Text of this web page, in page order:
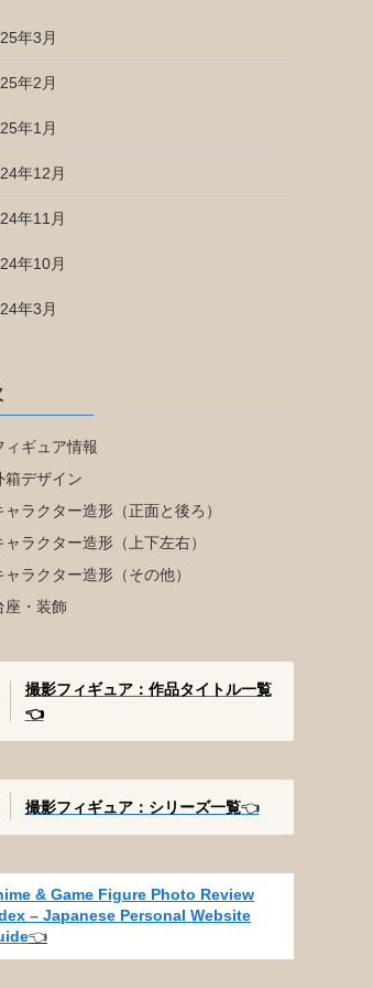
年3月
年2月
年1月
年12月
年11月
年10月
年3月
ィギュア情報
箱デザイン
ャラクター造形（正面と後ろ）
ャラクター造形（上下左右）
ャラクター造形（その他）
座・装飾
撮影フィギュア：作品タイトル一覧
👈️
撮影フィギュア：シリーズ一覧👈️
& Game Figure Photo Review
– Japanese Personal Website
👈️